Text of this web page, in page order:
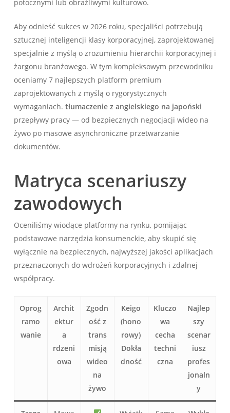
potocznymi lub obraźliwymi kulturowo.
Aby odnieść sukces w 2026 roku, specjaliści potrzebują
sztucznej inteligencji klasy korporacyjnej, zaprojektowanej
specjalnie z myślą o zrozumieniu hierarchii korporacyjnej i
żargonu branżowego. W tym kompleksowym przewodniku
oceniamy 7 najlepszych platform premium
zaprojektowanych z myślą o rygorystycznych
wymaganiach. tłumaczenie z angielskiego na japoński
przepływy pracy — od bezpiecznych negocjacji wideo na
żywo po masowe asynchroniczne przetwarzanie
dokumentów.
Matryca scenariuszy
zawodowych
Oceniliśmy wiodące platformy na rynku, pomijając
podstawowe narzędzia konsumenckie, aby skupić się
wyłącznie na bezpiecznych, najwyższej jakości aplikacjach
przeznaczonych do wdrożeń korporacyjnych i zdalnej
współpracy.
Oprog
ramo
wanie
Archit
ektur
a
rdzeni
owa
Zgodn
ość z
trans
misją
wideo
na
żywo
Keigo
(hono
rowy)
Dokła
dność
Kluczo
wa
cecha
techni
czna
Najlep
szy
scenar
iusz
profes
jonaln
y